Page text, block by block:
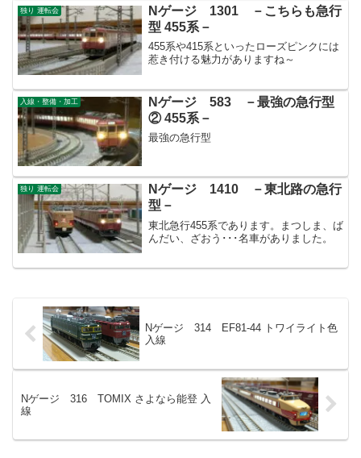
独り 運転会
Nゲージ 1301 －こちらも急行
型 455系－
455系や415系といったローズピンクには
惹き付ける魅力がありますね～
入線・整備・加工
Nゲージ 583 －最強の急行型
② 455系－
最強の急行型
独り 運転会
Nゲージ 1410 －東北路の急行
型－
東北急行455系であります。まつしま、ば
んだい、ざおう･･･名車がありました。
Nゲージ 314 EF81-44 トワイライト色
入線
Nゲージ 316 TOMIX さよなら能登 入
線